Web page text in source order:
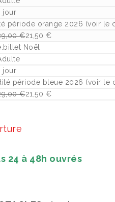
jour
période orange 2026 (voir le
€
prix initial était : 29,00 €.
21,50 €
prix actuel est : 21,50 €.
Noël
jour
période bleue 2026 (voir le
€21,50 €
24 à 48h ouvrés